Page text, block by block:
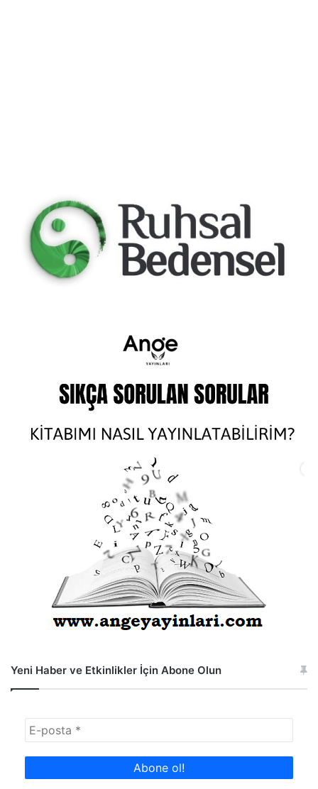
Yeni Haber ve Etkinlikler İçin Abone Olun